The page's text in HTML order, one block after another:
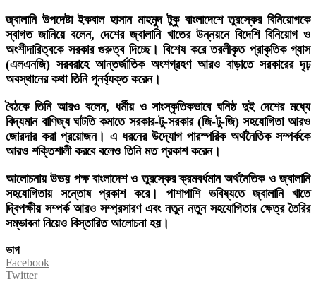
জ্বালানি উপদেষ্টা ইকবাল হাসান মাহমুদ টুকু বাংলাদেশে তুরস্কের বিনিয়োগকে
স্বাগত জানিয়ে বলেন, দেশের জ্বালানি খাতের উন্নয়নে বিদেশি বিনিয়োগ ও
অংশীদারিত্বকে সরকার গুরুত্ব দিচ্ছে। বিশেষ করে তরলীকৃত প্রাকৃতিক গ্যাস
(এলএনজি) সরবরাহে আন্তর্জাতিক অংশগ্রহণ আরও বাড়াতে সরকারের দৃঢ়
অবস্থানের কথা তিনি পুনর্ব্যক্ত করেন।
বৈঠকে তিনি আরও বলেন, ধর্মীয় ও সাংস্কৃতিকভাবে ঘনিষ্ঠ দুই দেশের মধ্যে
বিদ্যমান বাণিজ্য ঘাটতি কমাতে সরকার-টু-সরকার (জি-টু-জি) সহযোগিতা আরও
জোরদার করা প্রয়োজন। এ ধরনের উদ্যোগ পারস্পরিক অর্থনৈতিক সম্পর্ককে
আরও শক্তিশালী করবে বলেও তিনি মত প্রকাশ করেন।
আলোচনায় উভয় পক্ষ বাংলাদেশ ও তুরস্কের ক্রমবর্ধমান অর্থনৈতিক ও জ্বালানি
সহযোগিতায় সন্তোষ প্রকাশ করে। পাশাপাশি ভবিষ্যতে জ্বালানি খাতে
দ্বিপক্ষীয় সম্পর্ক আরও সম্প্রসারণ এবং নতুন নতুন সহযোগিতার ক্ষেত্র তৈরির
সম্ভাবনা নিয়েও বিস্তারিত আলোচনা হয়।
ভাগ
Facebook
Twitter